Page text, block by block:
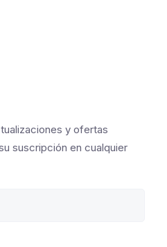
y ofertas
suscripción en cualquier